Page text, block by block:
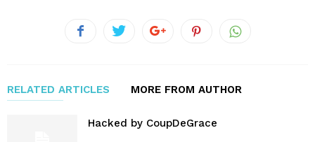
RELATED ARTICLES MORE FROM AUTHOR
Hacked by CoupDeGrace